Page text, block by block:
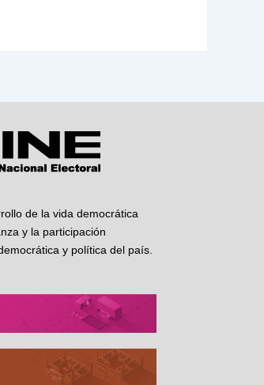
de la vida democrática
y la participación
y política del país.